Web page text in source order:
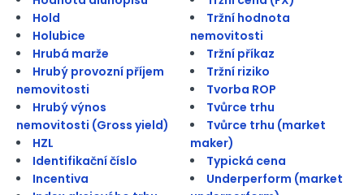
Hold
Holubice
Hrubá marže
Hrubý provozní příjem
nemovitosti
Hrubý výnos
nemovitosti (Gross yield)
HZL
Identifikační číslo
Incentiva
Tržní hodnota
nemovitosti
Tržní příkaz
Tržní riziko
Tvorba ROP
Tvůrce trhu
Tvůrce trhu (market
maker)
Typická cena
Underperform (market